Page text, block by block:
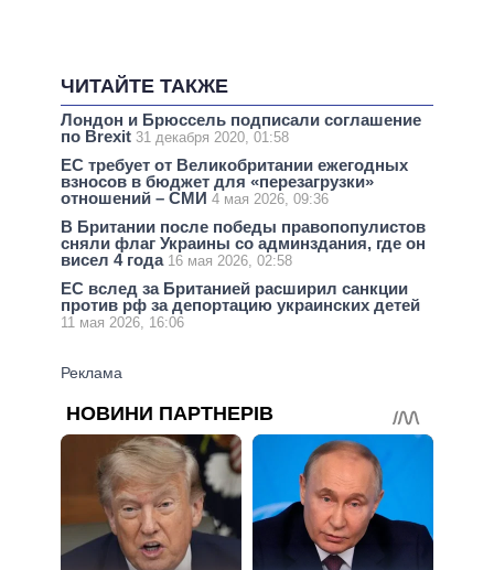
ЧИТАЙТЕ ТАКЖЕ
Лондон и Брюссель подписали соглашение
по Brexit 31 декабря 2020, 01:58
ЕС требует от Великобритании ежегодных
взносов в бюджет для «перезагрузки»
отношений – СМИ 4 мая 2026, 09:36
В Британии после победы правопопулистов
сняли флаг Украины со админздания, где он
висел 4 года 16 мая 2026, 02:58
ЕС вслед за Британией расширил санкции
против рф за депортацию украинских детей
11 мая 2026, 16:06